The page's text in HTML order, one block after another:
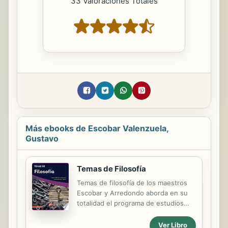
Más ebooks de Escobar Valenzuela,
Gustavo
Temas de Filosofía
Temas de filosofía de los maestros
Escobar y Arredondo aborda en su
totalidad el programa de estudios
enfoque pedagógico por
Ver Libro